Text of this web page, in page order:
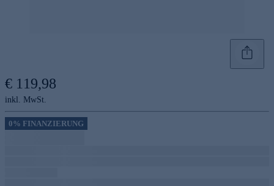
€ 119,98
inkl. MwSt.
0% FINANZIERUNG